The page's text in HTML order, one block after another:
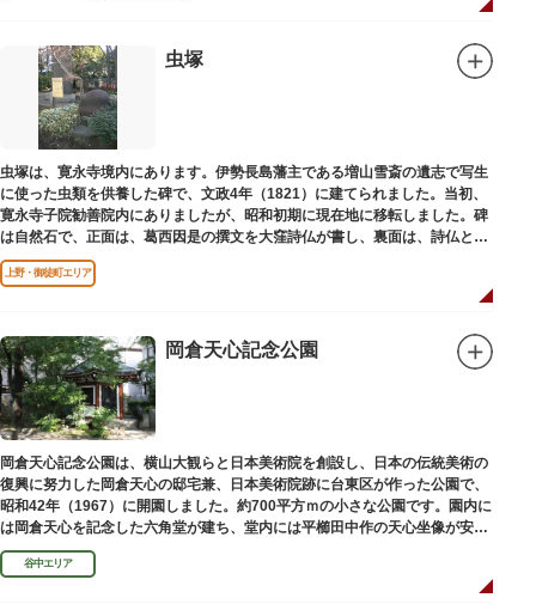
設置年月日：令和4年3月1日虫塚
虫塚は、寛永寺境内にあります。伊勢長島藩主である増山雪斎の遺志で写生
に使った虫類を供養した碑で、文政4年（1821）に建てられました。当初、
寛永寺子院勧善院内にありましたが、昭和初期に現在地に移転しました。碑
は自然石で、正面は、葛西因是の撰文を大窪詩仏が書し、裏面は、詩仏と菊
池五山の自筆の詩が刻まれています。
上野・御徒町エリア
岡倉天心記念公園
岡倉天心記念公園は、横山大観らと日本美術院を創設し、日本の伝統美術の
復興に努力した岡倉天心の邸宅兼、日本美術院跡に台東区が作った公園で、
昭和42年（1967）に開園しました。約700平方ｍの小さな公園です。園内に
は岡倉天心を記念した六角堂が建ち、堂内には平櫛田中作の天心坐像が安置
されています。
谷中エリア